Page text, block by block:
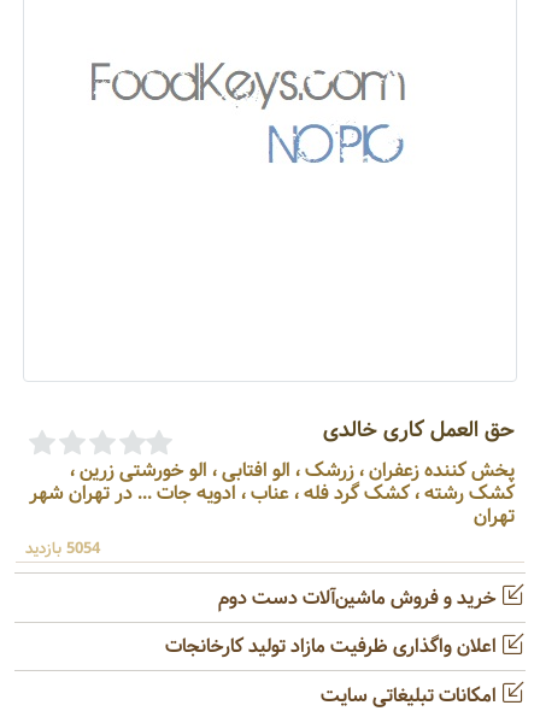
حق العمل کاری خالدی
پخش کننده زعفران ، زرشک ، الو افتابی ، الو خورشتی زرین ،
کشک رشته ، کشک گرد فله ، عناب ، ادویه جات ... در تهران شهر
تهران
5054 بازدید
خرید و فروش ماشین‌آلات دست دوم
اعلان واگذاری ظرفیت مازاد تولید کارخانجات
امکانات تبلیغاتی سایت